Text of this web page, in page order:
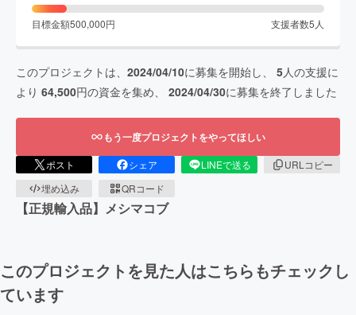
目標金額500,000円 支援者数5 人
このプロジェクトは、 2024/04/10に募集を開始し、 5人の支援に
より 64,500円の資金を集め、 2024/04/30に募集を終了しました
もう一度プロジェクトをやってほしい
ポスト シェア LINEで送る
URLコピー
埋め込み
QRコード
【正規輸入品】メシマコブ
このプロジェクトを見た人はこちらもチェックし
ています